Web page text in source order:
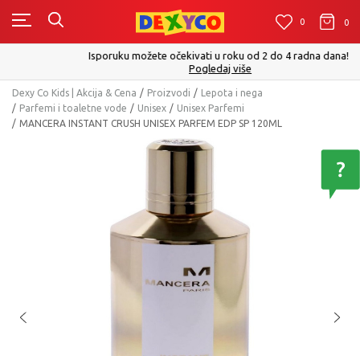
0 0 0
Isporuku možete očekivati u roku od 2 do 4 radna dana!
Pogledaj više
Dexy Co Kids | Akcija & Cena Proizvodi
Lepota i nega
Parfemi i toaletne vode
Unisex
Unisex Parfemi
MANCERA INSTANT CRUSH UNISEX PARFEM EDP SP 120ML